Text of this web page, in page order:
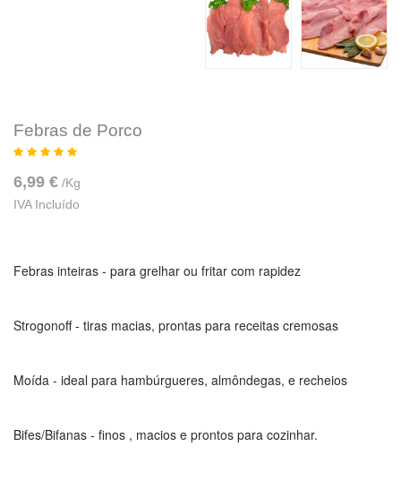
Febras de Porco
6,99 € /Kg
IVA Incluído
Febras inteiras - para grelhar ou fritar com rapidez
Strogonoff - tiras macias, prontas para receitas cremosas
Moída - ideal para hambúrgueres, almôndegas, e recheios
Bifes/Bifanas - finos , macios e prontos para cozinhar.